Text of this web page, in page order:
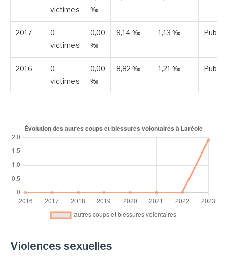
victimes
‰
2017
0
victimes
0,00
‰
9,14 ‰ 1,13 ‰
2016
0
victimes
0,00
‰
8,82 ‰ 1,21 ‰
Violences sexuelles